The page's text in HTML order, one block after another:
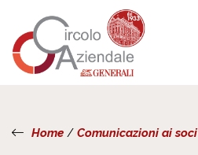
Home/ Comunicazioni ai soci